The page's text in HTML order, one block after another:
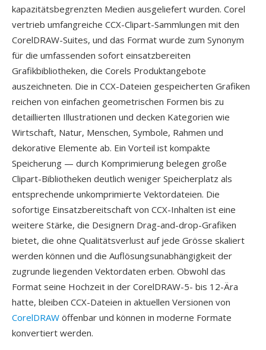
kapazitätsbegrenzten Medien ausgeliefert wurden. Corel
vertrieb umfangreiche CCX-Clipart-Sammlungen mit den
CorelDRAW-Suites, und das Format wurde zum Synonym
für die umfassenden sofort einsatzbereiten
Grafikbibliotheken, die Corels Produktangebote
auszeichneten. Die in CCX-Dateien gespeicherten Grafiken
reichen von einfachen geometrischen Formen bis zu
detaillierten Illustrationen und decken Kategorien wie
Wirtschaft, Natur, Menschen, Symbole, Rahmen und
dekorative Elemente ab. Ein Vorteil ist kompakte
Speicherung — durch Komprimierung belegen große
Clipart-Bibliotheken deutlich weniger Speicherplatz als
entsprechende unkomprimierte Vektordateien. Die
sofortige Einsatzbereitschaft von CCX-Inhalten ist eine
weitere Stärke, die Designern Drag-and-drop-Grafiken
bietet, die ohne Qualitätsverlust auf jede Grösse skaliert
werden können und die Auflösungsunabhängigkeit der
zugrunde liegenden Vektordaten erben. Obwohl das
Format seine Hochzeit in der CorelDRAW-5- bis 12-Ära
hatte, bleiben CCX-Dateien in aktuellen Versionen von
CorelDRAW öffenbar und können in moderne Formate
konvertiert werden.